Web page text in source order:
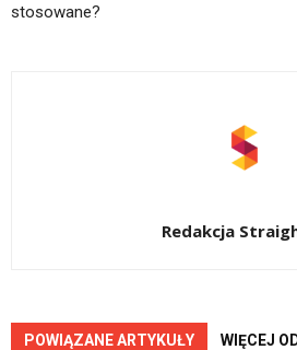
stosowane?
Redakcja
POWIĄZANE ARTYKUŁY WIĘCEJ